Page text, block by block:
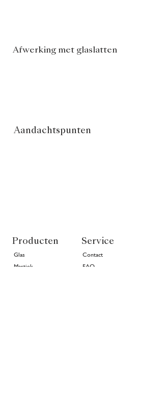
Afwerking met glaslatten
Aandachtspunten
Producten
Glas
Mastiek
Service
Contact
FAQ